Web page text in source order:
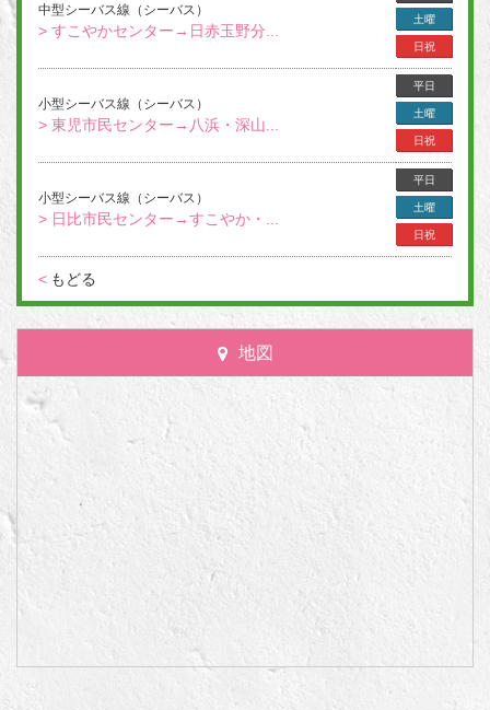
中型シーバス線（シーバス）
> すこやかセンター→日赤玉野分...
土曜
日祝
小型シーバス線（シーバス）
> 東児市民センター→八浜・深山...
平日
土曜
日祝
小型シーバス線（シーバス）
> 日比市民センター→すこやか・...
平日
土曜
日祝
< もどる
地図